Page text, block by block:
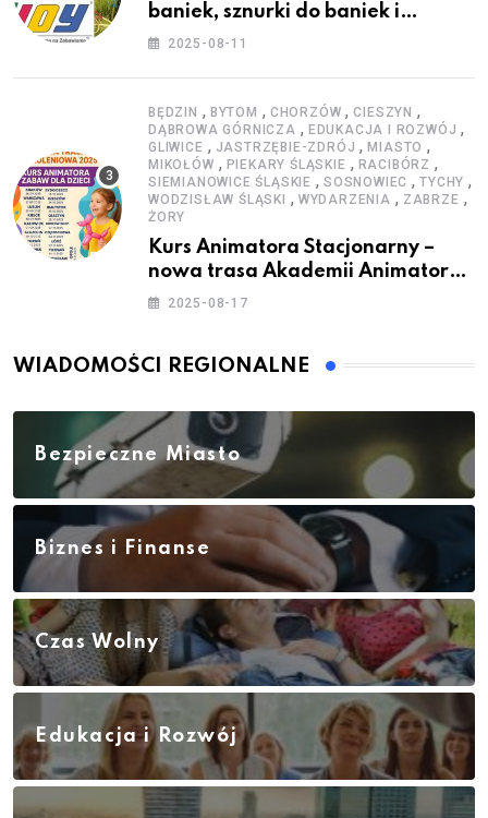
baniek, sznurki do baniek i
zestawy do baniek
2025-08-11
BĘDZIN , BYTOM , CHORZÓW ,CIESZYN ,
DĄBROWA GÓRNICZA , EDUKACJA I ROZWÓJ ,
GLIWICE , JASTRZĘBIE-ZDRÓJ ,MIASTO ,
MIKOŁÓW , PIEKARY ŚLĄSKIE , RACIBÓRZ ,
SIEMIANOWICE ŚLĄSKIE ,SOSNOWIEC ,TYCHY ,
WODZISŁAW ŚLĄSKI , WYDARZENIA , ZABRZE ,
ŻORY
Kurs Animatora Stacjonarny –
nowa trasa Akademii Animatora
– jesień 2025
2025-08-17
WIADOMOŚCI REGIONALNE
Bezpieczne Miasto
Biznes i Finanse
Czas Wolny
Edukacja i Rozwój